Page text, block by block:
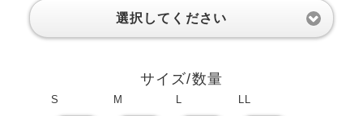
選択してください
サイズ/数量
S M